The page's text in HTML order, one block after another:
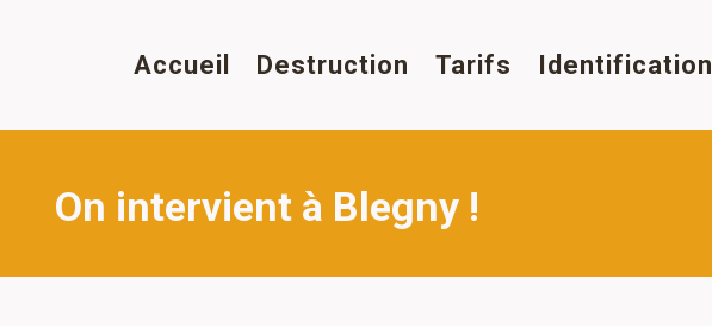
Accueil Destruction Tarifs Identification
On intervient à Blegny !